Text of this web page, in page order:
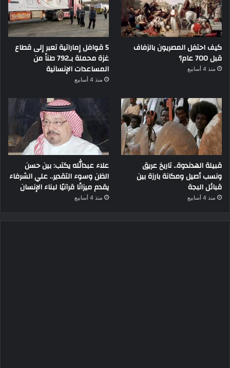
كيف احتفل المصريون بالزفاف
قبل 700 عام؟
منذ 4 أسابيع
5 قوافل إماراتية تعبر إلى قطاع
غزة محملة بـ792 طناً من
المساعدات الإنسانية
منذ 4 أسابيع
قبيلة الهدندوة.. تاريخ عريق
ونسب أصيل ومكانة بارزة بين
قبائل البجة
منذ 4 أسابيع
علاء عبدالله يكتب: بين حسن
الظن وسوء التقدير.. علي الشرفاء
يقدم ميزانًا قرآنيًا لبناء الإنسان
منذ 4 أسابيع